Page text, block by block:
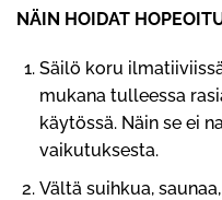
NÄIN HOIDAT
Säilö koru
mukana tulleessa
käytössä. Näin se ei
vaikutuksesta.
Vältä suihkua,